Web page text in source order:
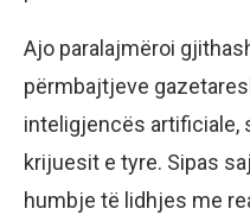
Ajo paralajmëroi
përmbajtjeve
inteligjencës artificiale,
krijuesit e tyre. Sipas
humbje të lidhjes me